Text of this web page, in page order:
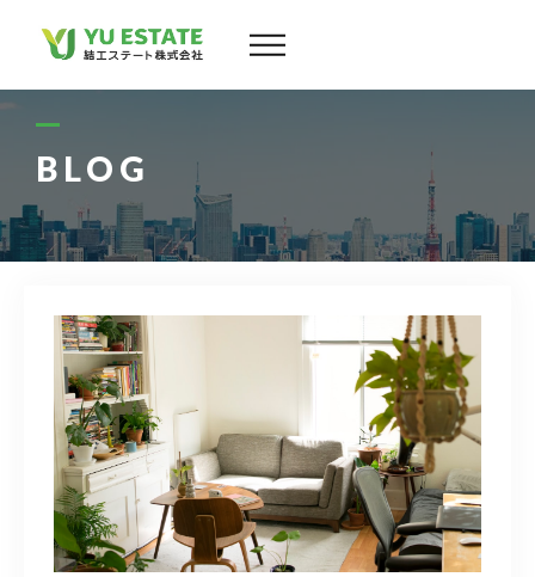
BLOG
物件情報
お客様の声
よくある質問
ブログ